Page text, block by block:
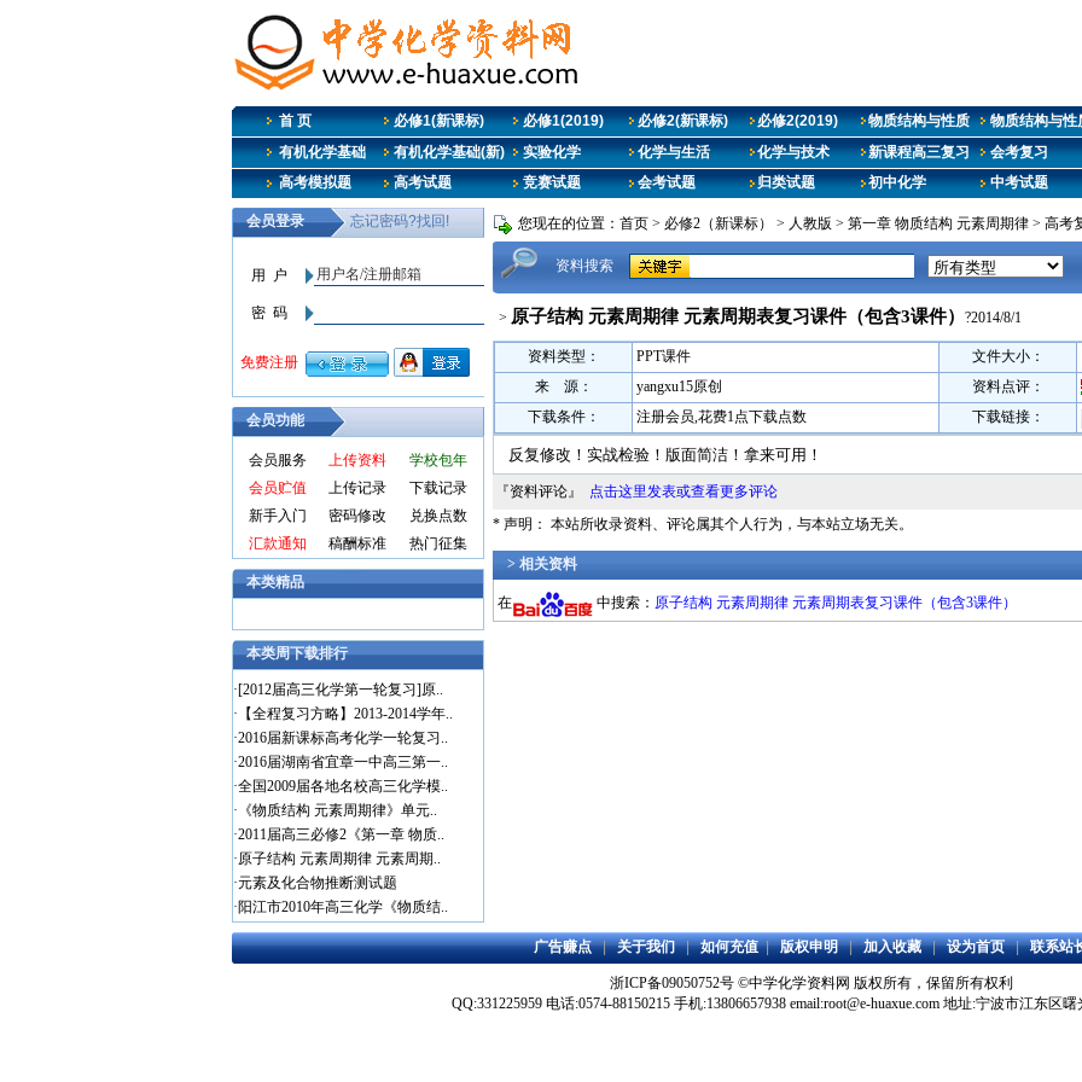
首 页 必修1(新课标) 必修1(2019) 必修2(新课标) 必修2(2019) 物质结构与性质 物质结构与性
有机化学基础
有机化学基础(新) 实验化学 化学与生活 化学与技术 新课程高三复习 会考复习
高考模拟题
高考试题 竞赛试题 会考试题 归类试题 初中化学 中考试题
会员功能
会员服务 上传资料
学校包年
会员贮值
上传记录
下载记录
新手入门
密码修改
兑换点数
汇款通知
稿酬标准 热门征集
本类精品
本类周下载排行
·[2012届高三化学第一轮复习]原..
· 【全程复习方略】2013-2014学年..
·2016届新课标高考化学一轮复习..
·2016届湖南省宜章一中高三第一..
·全国2009届各地名校高三化学模..
· 《物质结构 元素周期律》单元..
·2011届高三必修2《第一章 物质..
·原子结构 元素周期律 元素周期..
·元素及化合物推断测试题
·阳江市2010年高三化学《物质结..
您现在的位置： 首页 > 必修2（新课标） > 人教版 > 第一章 物质结构 元素周期律 > 高考
资料搜索
> 原子结构 元素周期律 元素周期表复习课件（包含3课件） ?2014/8/1
资料类型： PPT课件 文件大小：
来 源：
yangxu15原创 资料点评：
下载条件：
注册会员,花费1点下载点数 下载链接：
反复修改！实战检验！版面简洁！拿来可用！
『资料评论』 点击这里发表或查看更多评论
* 声明： 本站所收录资料、评论属其个人行为，与本站立场无关。
> 相关资料
在 中搜索： 原子结构 元素周期律 元素周期表复习课件（包含3课件）
广告赚点|关于我们|如何充值|版权申明|加入收藏|设为首页|联系站
浙ICP备09050752号 ©中学化学资料网 版权所有，保留所有权利
QQ:331225959 电话:0574-88150215 手机:13806657938 email:root@e-huaxue.com 地址:宁波市江东区